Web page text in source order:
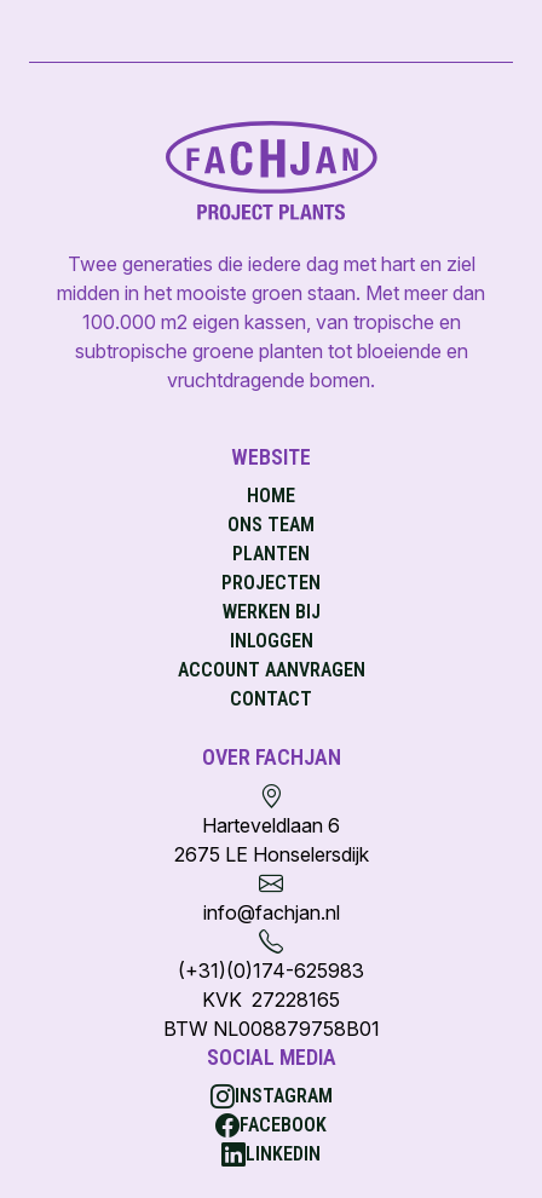
Twee generaties die iedere dag met hart en ziel
midden in het mooiste groen staan. Met meer dan
100.000 m2 eigen kassen, van tropische en
subtropische groene planten tot bloeiende en
vruchtdragende bomen.
WEBSITE
HOME
ONS TEAM
PLANTEN
PROJECTEN
WERKEN BIJ
INLOGGEN
ACCOUNT AANVRAGEN
CONTACT
OVER FACHJAN
Harteveldlaan 6
2675 LE Honselersdijk
info@fachjan.nl
(+31)(0)174-625983
KVK 27228165
BTW NL008879758B01
SOCIAL MEDIA
INSTAGRAM
FACEBOOK
LINKEDIN